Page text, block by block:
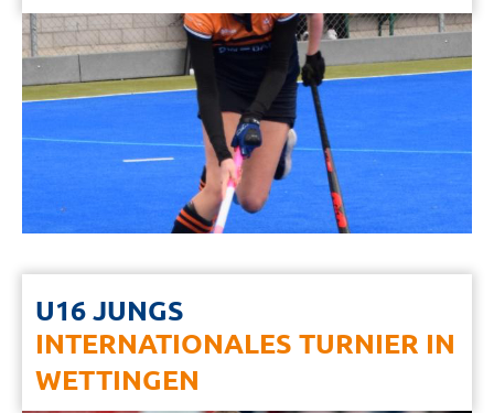
U16 JUNGS
INTERNATIONALES TURNIER IN
WETTINGEN